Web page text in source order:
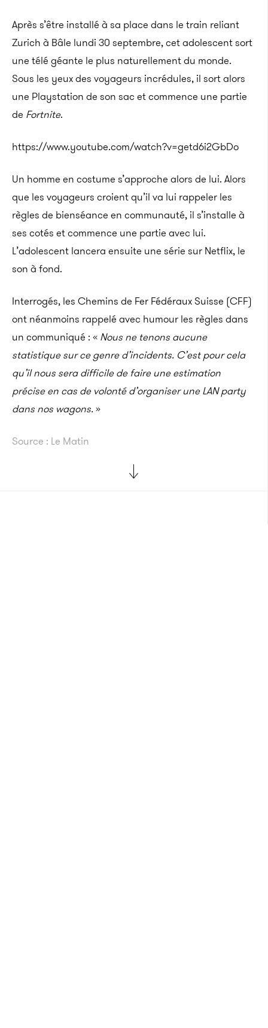
Après s’être installé à sa place dans le train reliant
Zurich à Bâle lundi 30 septembre, cet adolescent sort
une télé géante le plus naturellement du monde.
Sous les yeux des voyageurs incrédules, il sort alors
une Playstation de son sac et commence une partie
de Fortnite.
https://www.youtube.com/watch?v=getd6i2GbDo
Un homme en costume s’approche alors de lui. Alors
que les voyageurs croient qu’il va lui rappeler les
règles de bienséance en communauté, il s’installe à
ses cotés et commence une partie avec lui.
L’adolescent lancera ensuite une série sur Netflix, le
son à fond.
Interrogés, les Chemins de Fer Fédéraux Suisse (CFF)
ont néanmoins rappelé avec humour les règles dans
un communiqué : « Nous ne tenons aucune
statistique sur ce genre d’incidents. C’est pour cela
qu’il nous sera difficile de faire une estimation
précise en cas de volonté d’organiser une LAN party
dans nos wagons.»
Source : Le Matin